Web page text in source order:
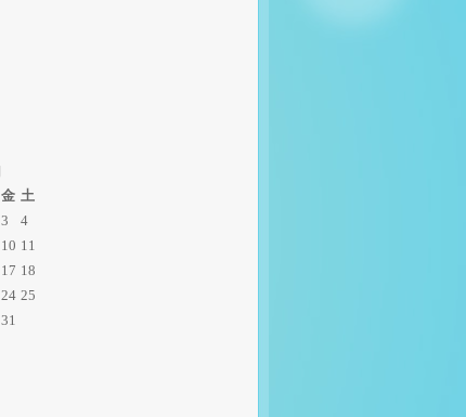
金 土
3
4
10 11
17 18
24 25
31